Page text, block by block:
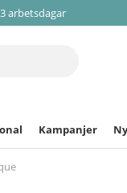
arbetsdagar
Kampanjer